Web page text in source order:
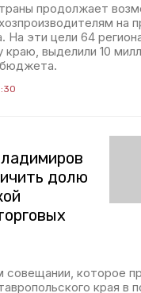
продолжает
на
На эти цели 64
выделили 10
бюджета.
долю
которое
края в